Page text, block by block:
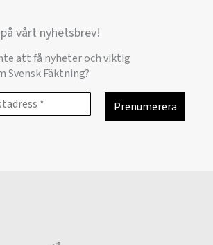
vårt nyhetsbrev!
att få nyheter och viktig
Fäktning?